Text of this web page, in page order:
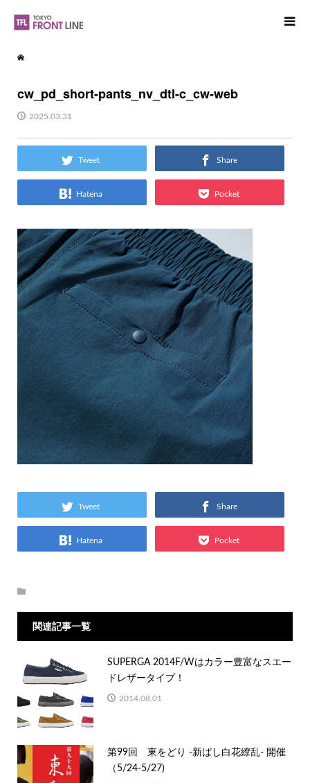
cw_pd_short-pants_nv_dtl-c_cw-web
2025.03.31
Tweet Share
Hatena Pocket
Tweet Share
Hatena Pocket
関連記事一覧
SUPERGA 2014F/Wはカラー豊富なスエー
ドレザータイプ！
2014.08.01
第99回 東をどり -新ばし白花繚乱- 開催
（5/24-5/27)